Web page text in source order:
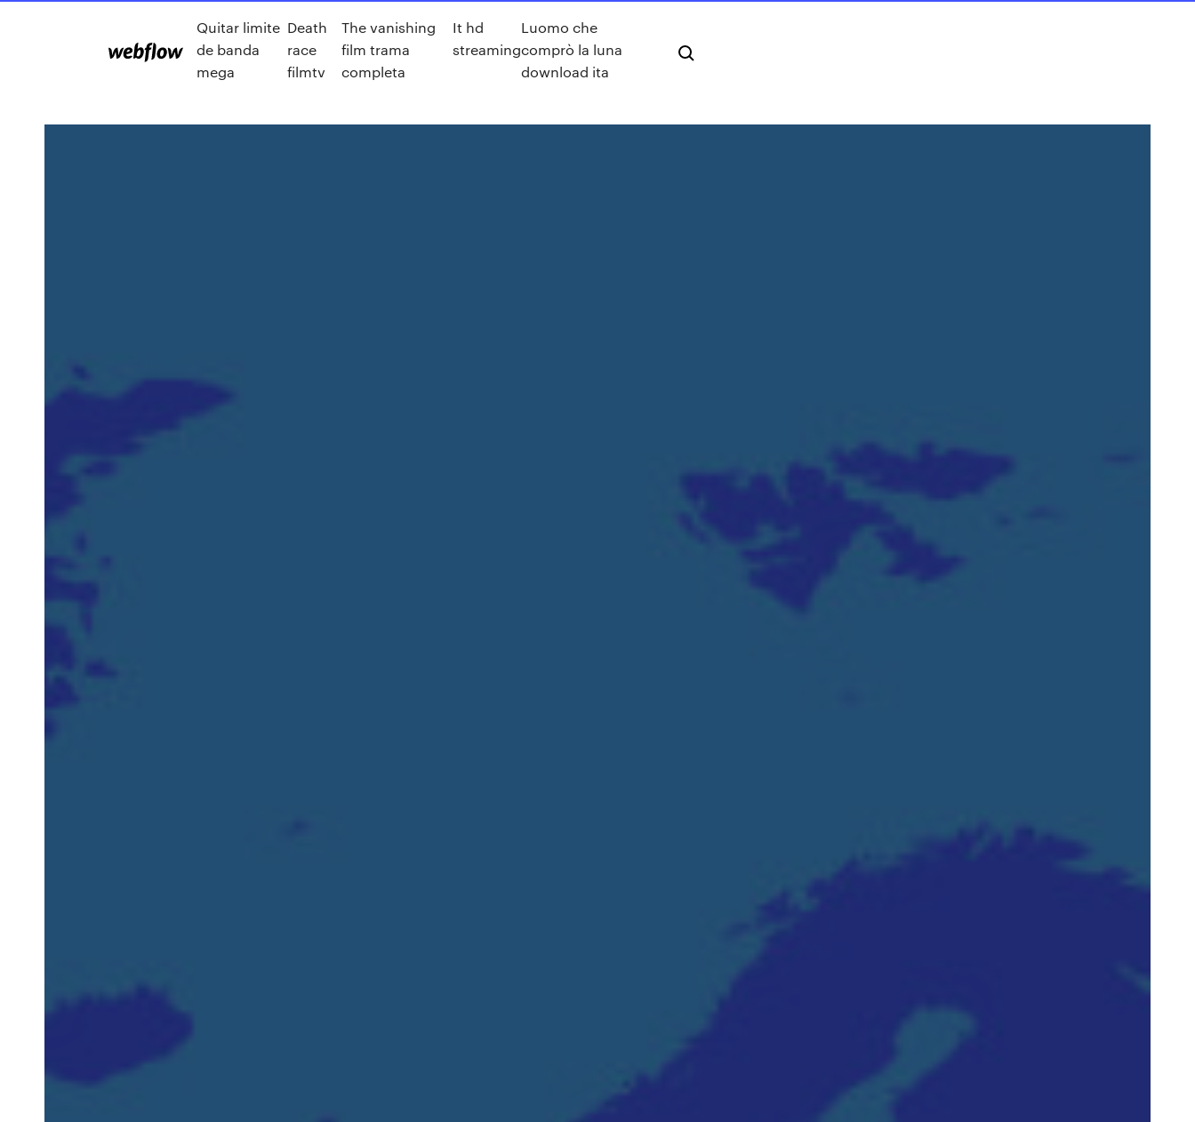
Quitar limite
de banda
mega
Death
race
filmtv
The vanishing
film trama
completa
It hd
streaming
Luomo che
comprò la luna
download ita